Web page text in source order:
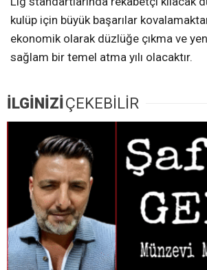
kulüp için büyük başarılar
ekonomik olarak düzlüğe çıkma ve
sağlam bir temel atma yılı olacaktır.
İLGİNİZİ ÇEKEBİLİR